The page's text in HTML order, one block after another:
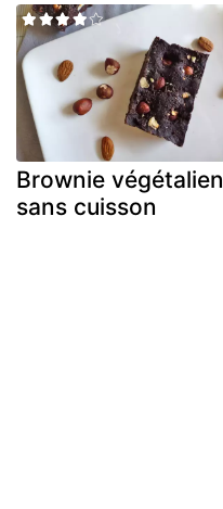
Brownie végétalien
sans cuisson